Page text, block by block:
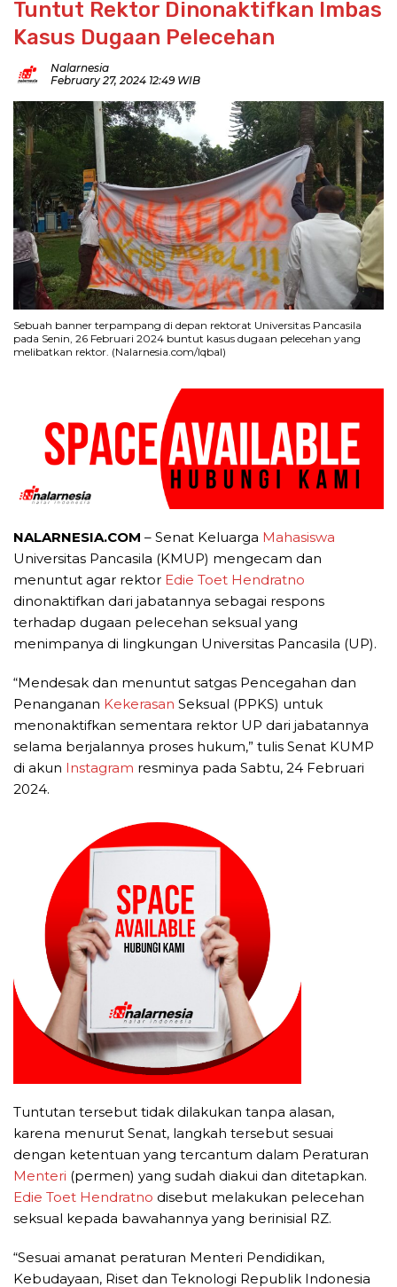
Tuntut Rektor Dinonaktifkan Imbas
Kasus Dugaan Pelecehan
Nalarnesia
February 27, 2024 12:49 WIB
Sebuah banner terpampang di depan rektorat Universitas Pancasila
pada Senin, 26 Februari 2024 buntut kasus dugaan pelecehan yang
melibatkan rektor. (Nalarnesia.com/Iqbal)
NALARNESIA.COM – Senat Keluarga Mahasiswa
Universitas Pancasila (KMUP) mengecam dan
menuntut agar rektor Edie Toet Hendratno
dinonaktifkan dari jabatannya sebagai respons
terhadap dugaan pelecehan seksual yang
menimpanya di lingkungan Universitas Pancasila (UP).
“Mendesak dan menuntut satgas Pencegahan dan
Penanganan Kekerasan Seksual (PPKS) untuk
menonaktifkan sementara rektor UP dari jabatannya
selama berjalannya proses hukum,” tulis Senat KUMP
di akun Instagram resminya pada Sabtu, 24 Februari
2024.
Tuntutan tersebut tidak dilakukan tanpa alasan,
karena menurut Senat, langkah tersebut sesuai
dengan ketentuan yang tercantum dalam Peraturan
Menteri (permen) yang sudah diakui dan ditetapkan.
Edie Toet Hendratno disebut melakukan pelecehan
seksual kepada bawahannya yang berinisial RZ.
“Sesuai amanat peraturan Menteri Pendidikan,
Kebudayaan, Riset dan Teknologi Republik Indonesia